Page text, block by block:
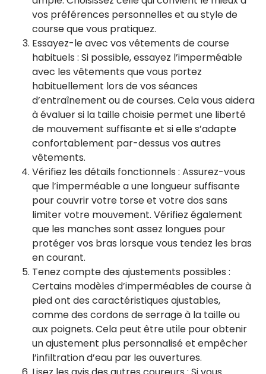
vos préférences personnelles et au style de
course que vous pratiquez.
Essayez-le avec vos vêtements de course
habituels : Si possible, essayez l’imperméable
avec les vêtements que vous portez
habituellement lors de vos séances
d’entraînement ou de courses. Cela vous aidera
à évaluer si la taille choisie permet une liberté
de mouvement suffisante et si elle s’adapte
confortablement par-dessus vos autres
vêtements.
Vérifiez les détails fonctionnels : Assurez-vous
que l’imperméable a une longueur suffisante
pour couvrir votre torse et votre dos sans
limiter votre mouvement. Vérifiez également
que les manches sont assez longues pour
protéger vos bras lorsque vous tendez les bras
en courant.
Tenez compte des ajustements possibles :
Certains modèles d’imperméables de course à
pied ont des caractéristiques ajustables,
comme des cordons de serrage à la taille ou
aux poignets. Cela peut être utile pour obtenir
un ajustement plus personnalisé et empêcher
l’infiltration d’eau par les ouvertures.